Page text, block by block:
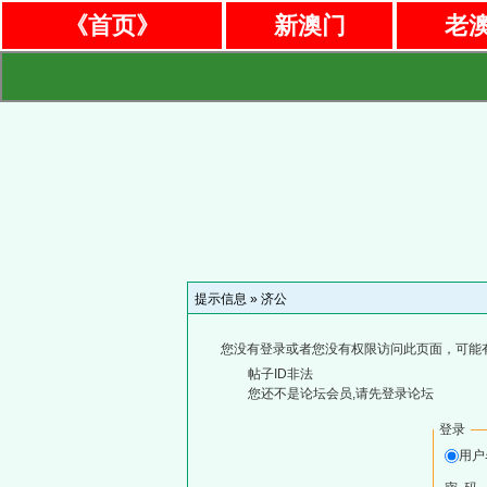
《首页》 新澳门 老
提示信息 » 济公
您没有登录或者您没有权限访问此页面，可能
帖子ID非法
您还不是论坛会员,请先登录论坛
登录
用